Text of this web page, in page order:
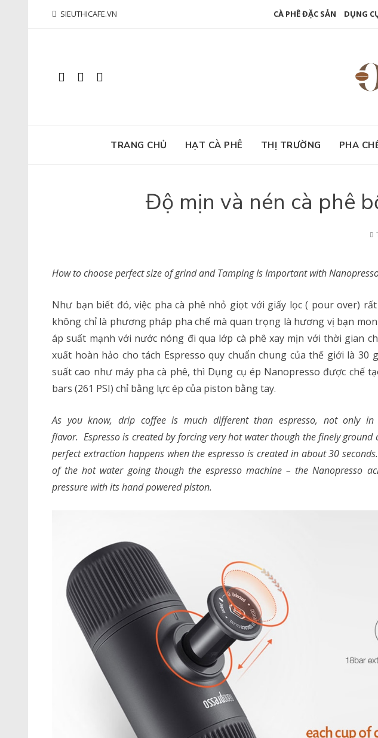
SIEUTHICAFE.VN CÀ PHÊ ĐẶC SẢN DỤNG
TRANG CHỦ HẠT CÀ PHÊ THỊ TRƯỜNG PHA
Độ mịn và nén cà phê
How to choose perfect size of grind and Tamping Is Important with
Như bạn biết đó, việc pha cà phê nhỏ giọt với giấy lọc ( pour over)
không chỉ là phương pháp pha chế mà quan trọng là hương vị bạn
áp suất mạnh với nước nóng đi qua lớp cà phê xay mịn với thời gian
xuất hoàn hảo cho tách Espresso quy chuẩn chung của thế giới là 30
suất cao như máy pha cà phê, thì Dụng cụ ép Nanopresso được chế
bars (261 PSI) chỉ bằng lực ép của piston bằng tay.
As you know, drip coffee is much different than espresso, not only
flavor. Espresso is created by forcing very hot water though the finely
perfect extraction happens when the espresso is created in about 30
of the hot water going though the espresso machine – the Nanopresso
pressure with its hand powered piston.